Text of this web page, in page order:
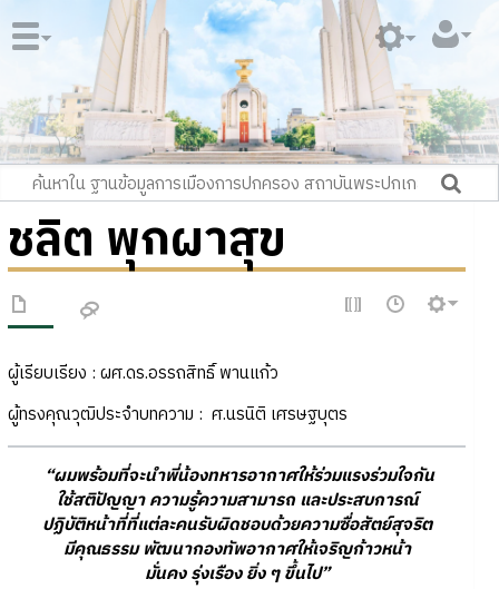
ชลิต พุกผาสุข
ผู้เรียบเรียง : ผศ.ดร.อรรถสิทธิ์ พานแก้ว
ผู้ทรงคุณวุฒิประจำบทความ : ศ.นรนิติ เศรษฐบุตร
“ผมพร้อมที่จะนำพี่น้องทหารอากาศให้ร่วมแรงร่วมใจกัน
ใช้สติปัญญา ความรู้ความสามารถ และประสบการณ์
ปฏิบัติหน้าที่ที่แต่ละคนรับผิดชอบด้วยความซื่อสัตย์สุจริต
มีคุณธรรม พัฒนากองทัพอากาศให้เจริญก้าวหน้า
มั่นคง รุ่งเรือง ยิ่ง ๆ ขึ้นไป”